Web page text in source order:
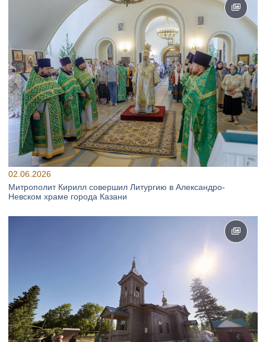
02.06.2026
Митрополит Кирилл совершил Литургию в Александро-
Невском храме города Казани